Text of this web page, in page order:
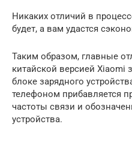
Никаких отличий в
будет, а вам удастся
Таким образом, главные
китайской версией Xiaomi
блоке зарядного
телефоном прибавляется
частоты связи и
устройства.